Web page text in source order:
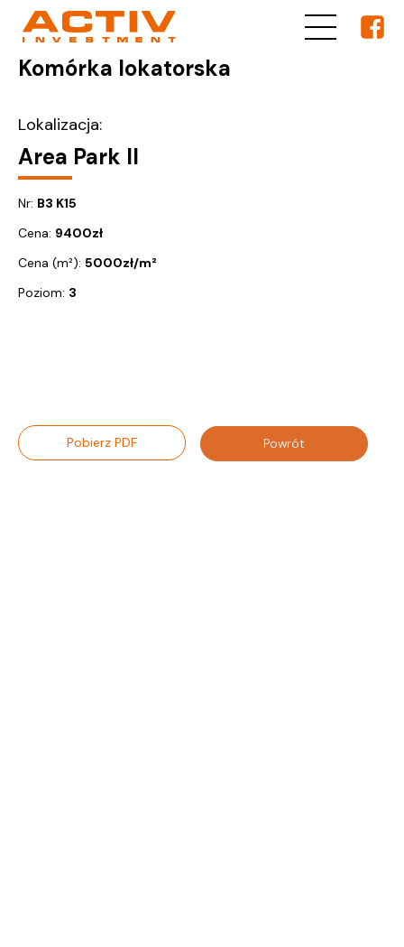
Komórka lokatorska
Lokalizacja:
Area Park II
Nr: B3 K15
Cena: 9400zł
Cena (m²): 5000zł/m²
Poziom: 3
Pobierz PDF Powrót